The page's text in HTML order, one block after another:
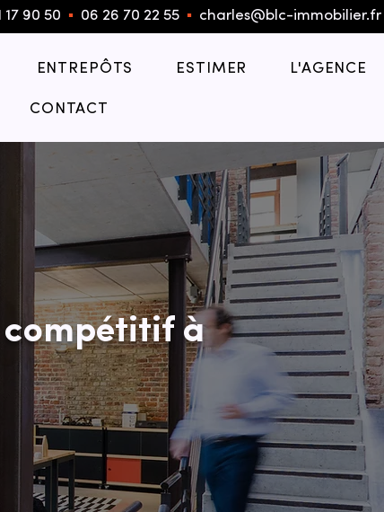
17 90 50 ▪︎ 06 26 70 22 55 ▪︎ charles@blc-immobilier.fr
ENTREPÔTS ESTIMER L'AGENCE
CONTACT
compétitif à